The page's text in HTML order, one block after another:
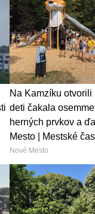
Na Kamzíku
deti čakala
herných prvkov a
Mesto | Mestské
Nové Mesto